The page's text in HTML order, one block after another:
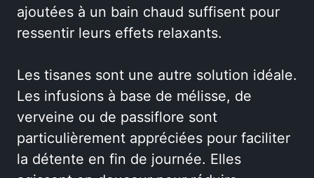
ajoutées à un bain chaud suffisent pour
ressentir leurs effets relaxants.
Les tisanes sont une autre solution idéale.
Les infusions à base de mélisse, de
verveine ou de passiflore sont
particulièrement appréciées pour faciliter
la détente en fin de journée. Elles